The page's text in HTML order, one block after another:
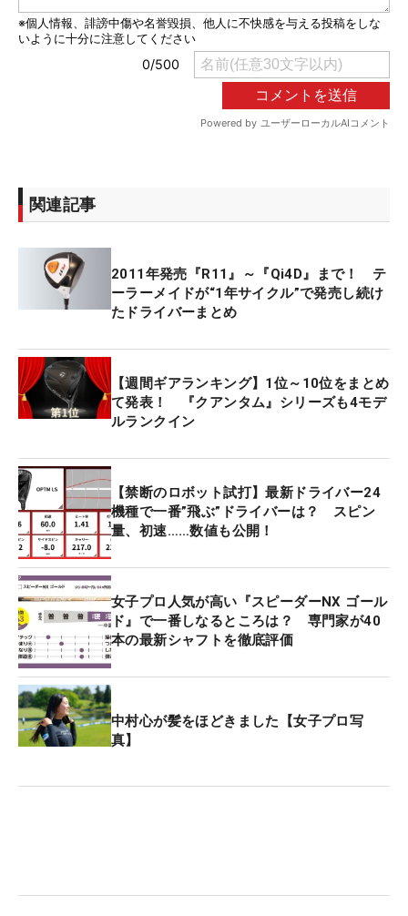
関連記事
2011年発売『R11』～『Qi4D』まで！ テ
ーラーメイドが“1年サイクル”で発売し続け
たドライバーまとめ
【週間ギアランキング】1位～10位をまとめ
て発表！ 『クアンタム』シリーズも4モデ
ルランクイン
【禁断のロボット試打】最新ドライバー24
機種で一番”飛ぶ”ドライバーは？ スピン
量、初速……数値も公開！
女子プロ人気が高い『スピーダーNX ゴール
ド』で一番しなるところは？ 専門家が40
本の最新シャフトを徹底評価
中村心が髪をほどきました【女子プロ写
真】